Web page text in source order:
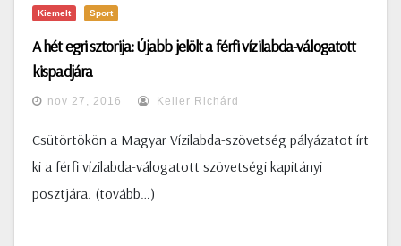
Kiemelt Sport
A hét egri sztorija: Újabb jelölt a férfi vízilabda-válogatott
kispadjára
nov 27, 2016 Keller Richárd
Csütörtökön a Magyar Vízilabda-szövetség pályázatot írt
ki a férfi vízilabda-válogatott szövetségi kapitányi
posztjára. (tovább…)